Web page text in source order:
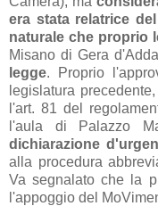
era stata relatrice
naturale che proprio
Misano di Gera
legge. Proprio
legislatura
l'art. 81 del
l'aula di Palazzo
dichiarazione
alla procedura
Va segnalato che la
l'appoggio del